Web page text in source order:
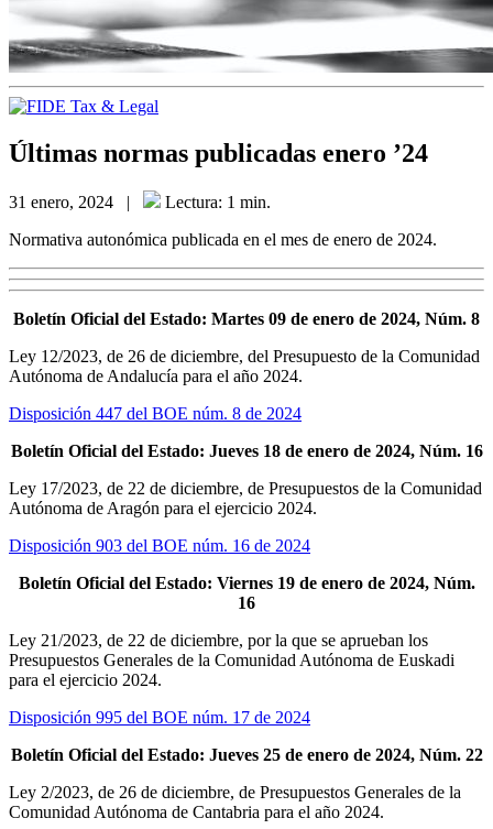
Últimas normas publicadas enero ’24
31 enero, 2024 |
Lectura: 1 min.
Normativa autonómica publicada en el mes de enero de 2024.
Boletín Oficial del Estado: Martes 09 de enero de 2024, Núm. 8
Ley 12/2023, de 26 de diciembre, del Presupuesto de la Comunidad
Autónoma de Andalucía para el año 2024.
Disposición 447 del BOE núm. 8 de 2024
Boletín Oficial del Estado: Jueves 18 de enero de 2024, Núm. 16
Ley 17/2023, de 22 de diciembre, de Presupuestos de la Comunidad
Autónoma de Aragón para el ejercicio 2024.
Disposición 903 del BOE núm. 16 de 2024
Boletín Oficial del Estado: Viernes 19 de enero de 2024, Núm.
16
Ley 21/2023, de 22 de diciembre, por la que se aprueban los
Presupuestos Generales de la Comunidad Autónoma de Euskadi
para el ejercicio 2024.
Disposición 995 del BOE núm. 17 de 2024
Boletín Oficial del Estado: Jueves 25 de enero de 2024, Núm. 22
Ley 2/2023, de 26 de diciembre, de Presupuestos Generales de la
Comunidad Autónoma de Cantabria para el año 2024.